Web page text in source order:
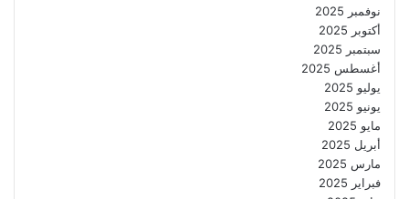
نوفمبر 2025
أكتوبر 2025
سبتمبر 2025
أغسطس 2025
يوليو 2025
يونيو 2025
مايو 2025
أبريل 2025
مارس 2025
فبراير 2025